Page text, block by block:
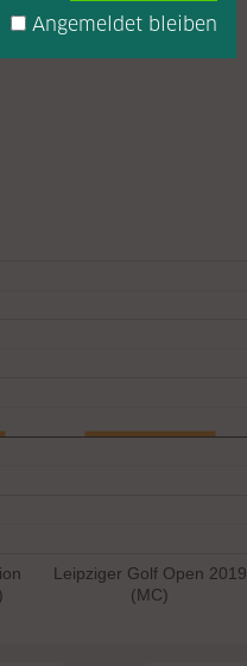
Leipziger Golf Open 2019
(MC)
Angemeldet bleiben